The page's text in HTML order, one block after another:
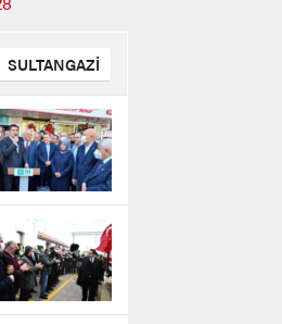
SULTANGAZİ